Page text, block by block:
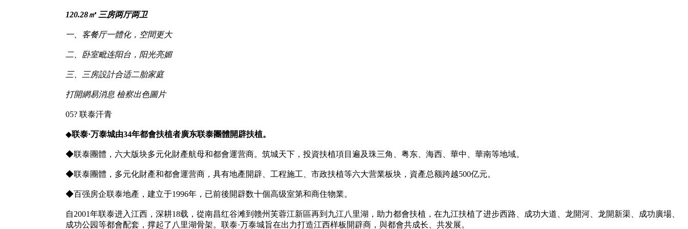
120.28㎡ 三房两厅两卫
一、客餐厅一體化，空間更大
二、卧室毗连阳台，阳光亮媚
三、三房設計合适二胎家庭
打開網易消息 檢察出色圖片
05? 联泰汗青
◆联泰·万泰城由34年都會扶植者廣东联泰團體開辟扶植。
◆联泰團體，六大版块多元化財產航母和都會運营商。筑城天下，投資扶植項目遍及珠三角、粤东、海西、華中、華南等地域。
◆联泰團體，多元化財產和都會運营商，具有地產開辟、工程施工、市政扶植等六大营業板块，資產总额跨越500亿元。
◆百强房企联泰地產，建立于1996年，已前後開辟数十個高级室第和商住物業。
自2001年联泰进入江西，深耕18载，從南昌红谷滩到赣州芙蓉江新區再到九江八里湖，助力都會扶植，在九江扶植了进步西路、成功大道、龙開河、龙開新渠、成功廣場、
成功公园等都會配套，撑起了八里湖骨架。联泰·万泰城旨在出力打造江西样板開辟商，與都會共成长、共发展。